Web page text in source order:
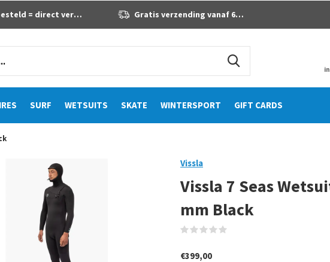
SURF WETSUITS SKATE WINTERSPORT GIFT CARDS
= direct verzonden Gratis verzending vanaf 60 euro
Vissla
Vissla 7 Seas
mm Black
€399,00